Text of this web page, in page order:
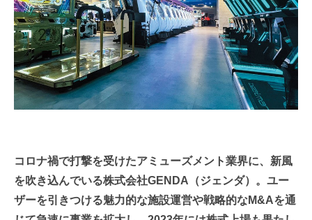
コロナ禍で打撃を受けたアミューズメント業界に、新風
を吹き込んでいる株式会社GENDA（ジェンダ）。ユー
ザーを引きつける魅力的な施設運営や戦略的なM&Aを通